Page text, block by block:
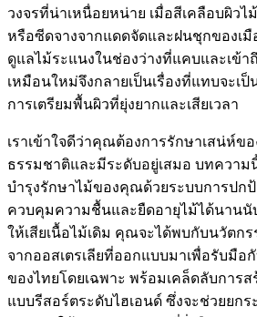
วงจรที่น่าเหนื่อยหน่าย เมื่อสีเคลือบผิว
หรือซีดจางจากแดดจัดและฝนชุกของเมื
ดูแลไม้ระแนงในช่องว่างที่แคบและเข้า
เหมือนใหม่จึงกลายเป็นเรื่องที่แทบจะเ
การเตรียมพื้นผิวที่ยุ่งยากและเสียเวลา
เราเข้าใจดีว่าคุณต้องการรักษาเสน่ห์ข
ธรรมชาติและมีระดับอยู่เสมอ บทความ
บำรุงรักษาไม้ของคุณด้วยระบบการปก
ควบคุมความชื้นและยืดอายุไม้ได้นานนั
ให้เสียเนื้อไม้เดิม คุณจะได้พบกับนวัตก
จากออสเตรเลียที่ออกแบบมาเพื่อรับมื
ของไทยโดยเฉพาะ พร้อมเคล็ดลับการ
แบบรีสอร์ตระดับไฮเอนด์ ซึ่งจะช่วยยก